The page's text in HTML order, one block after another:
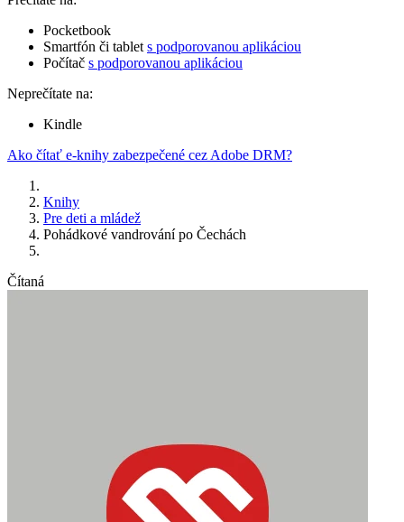
Pocketbook
Smartfón či tablet s podporovanou aplikáciou
Počítač s podporovanou aplikáciou
Neprečítate na:
Kindle
Ako čítať e-knihy zabezpečené cez Adobe DRM?
Knihy
Pre deti a mládež
Pohádkové vandrování po Čechách
Čítaná